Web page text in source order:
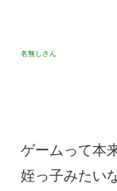
名無しさん
ゲームって本来
姪っ子みたい